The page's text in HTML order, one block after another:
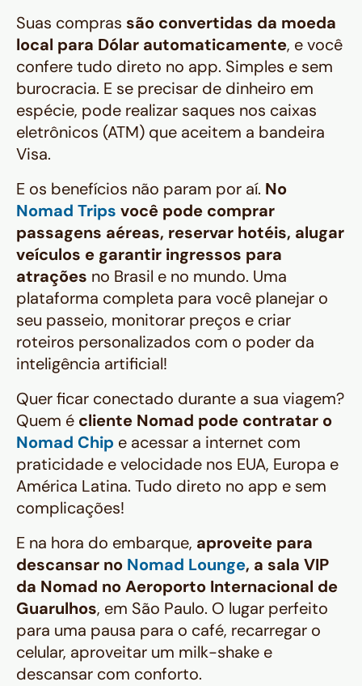
Suas compras são convertidas da moeda
local para Dólar automaticamente, e você
confere tudo direto no app. Simples e sem
burocracia. E se precisar de dinheiro em
espécie, pode realizar saques nos caixas
eletrônicos (ATM) que aceitem a bandeira
Visa.
E os benefícios não param por aí. No
Nomad Trips você pode comprar
passagens aéreas, reservar hotéis, alugar
veículos e garantir ingressos para
atrações no Brasil e no mundo. Uma
plataforma completa para você planejar o
seu passeio, monitorar preços e criar
roteiros personalizados com o poder da
inteligência artificial!
Quer ficar conectado durante a sua viagem?
Quem é cliente Nomad pode contratar o
Nomad Chip e acessar a internet com
praticidade e velocidade nos EUA, Europa e
América Latina. Tudo direto no app e sem
complicações!
E na hora do embarque, aproveite para
descansar no Nomad Lounge, a sala VIP
da Nomad no Aeroporto Internacional de
Guarulhos, em São Paulo. O lugar perfeito
para uma pausa para o café, recarregar o
celular, aproveitar um milk-shake e
descansar com conforto.